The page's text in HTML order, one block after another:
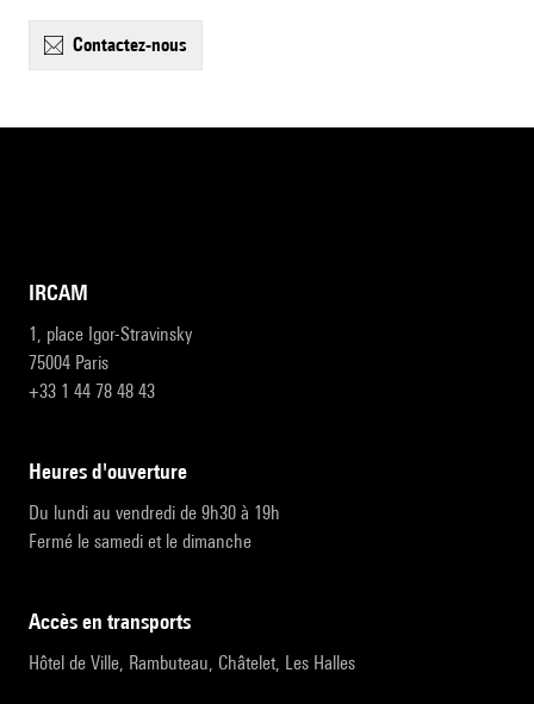
contactez-nous
IRCAM
1, place Igor-Stravinsky
75004 Paris
+33 1 44 78 48 43
heures d'ouverture
Du lundi au vendredi de 9h30 à 19h
Fermé le samedi et le dimanche
accès en transports
Hôtel de Ville, Rambuteau, Châtelet, Les Halles